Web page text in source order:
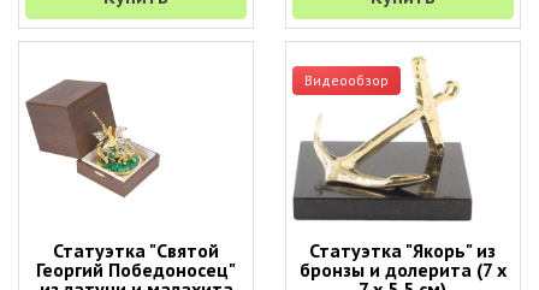
Статуэтка "Святой
Георгий Победоносец"
Видеообзор
Статуэтка "Якорь" из
бронзы и долерита (7 х